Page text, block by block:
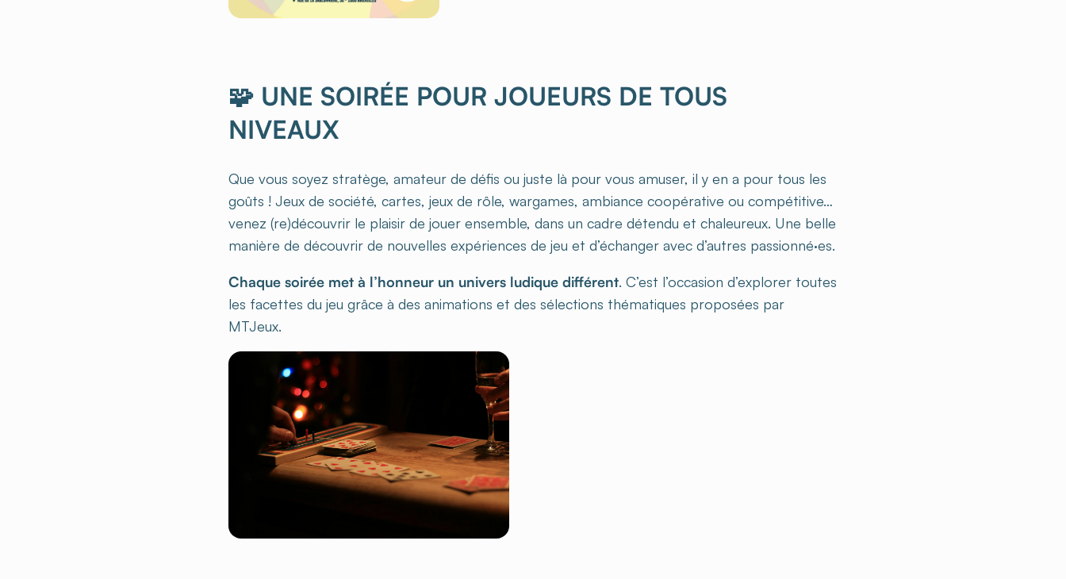
🧩 UNE SOIRÉE POUR JOUEURS DE TOUS
NIVEAUX
Que vous soyez stratège, amateur de défis ou juste là pour vous amuser, il y en a pour tous les
goûts ! Jeux de société, cartes, jeux de rôle, wargames, ambiance coopérative ou compétitive…
venez (re)découvrir le plaisir de jouer ensemble, dans un cadre détendu et chaleureux. Une belle
manière de découvrir de nouvelles expériences de jeu et d’échanger avec d’autres passionné·es.
Chaque soirée met à l’honneur un univers ludique différent. C’est l’occasion d’explorer toutes
les facettes du jeu grâce à des animations et des sélections thématiques proposées par
MTJeux.